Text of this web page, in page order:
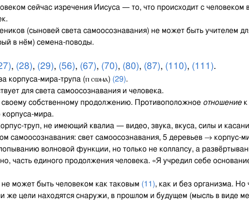
сейчас изречения Иисуса — то, что происходит с человеком
(сыновей света самоосознавания) не может быть учителем
в нём) семена-поводы.
, (28), (29), (56), (67), (70), (80), (87), (110), (111).
корпуса-мира-трупа (ⲡ ⲥⲱⲙⲁ) (29).
для света самоосознавания и человека.
своему собственному продолжению. Противоположное отношение
корпуса-мира.
труп, не имеющий квалиа — видео, звука, вкуса, силы и
самоосознавания: свет самоосознавания, 5 деревьев →
волновой функции, но только не коллапсу, а
часть единого продолжения человека. «Я учредил себе
может быть человеком как таковым (11), как и без организма.
же цели находятся снаружи, в прошлом и будущем (мысль в виде